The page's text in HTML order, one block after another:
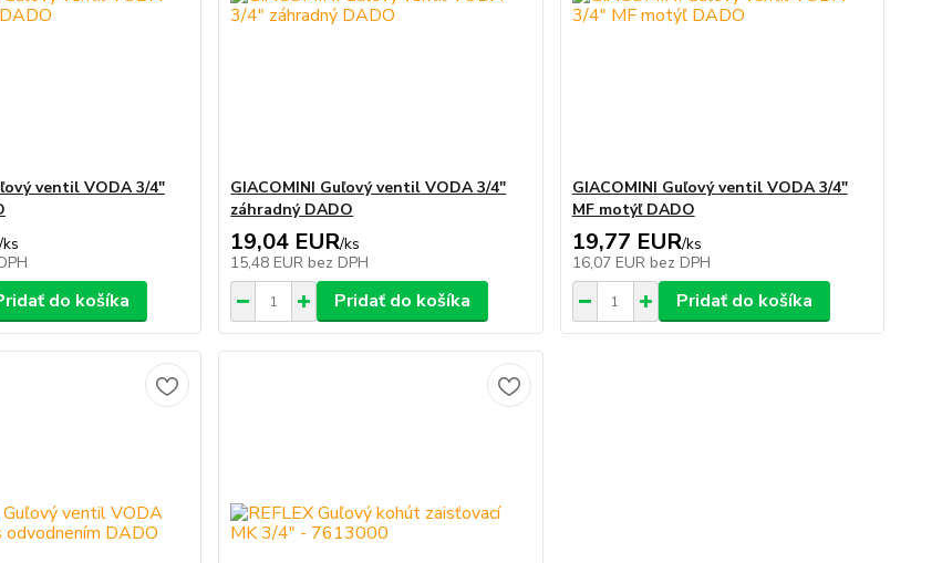
ventil VODA 3/4"
ks
do košíka
GIACOMINI Guľový ventil VODA 3/4"
záhradný DADO
19,04 EUR/ks
15,48 EUR bez DPH
Pridať do košíka
GIACOMINI Guľový ventil VODA 3/4"
MF motýľ DADO
19,77 EUR/ks
16,07 EUR bez DPH
Pridať do košíka